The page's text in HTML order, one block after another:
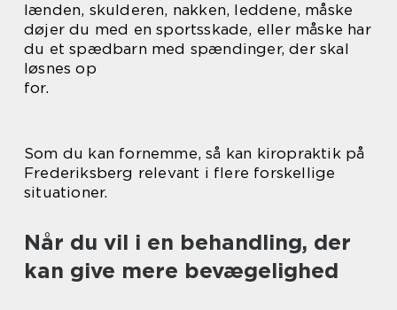
lænden, skulderen, nakken, leddene, måske
døjer du med en sportsskade, eller måske har
du et spædbarn med spændinger, der skal
løsnes op
for.
Som du kan fornemme, så kan kiropraktik på
Frederiksberg relevant i flere forskellige
situationer.
Når du vil i en behandling, der
kan give mere bevægelighed